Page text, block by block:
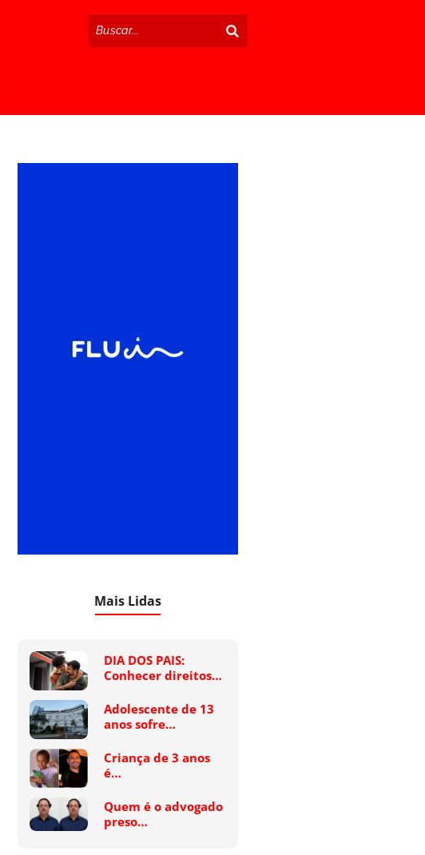
Mais Lidas
DIA DOS PAIS:
Conhecer direitos…
Adolescente de 13
anos sofre…
Criança de 3 anos
é…
Quem é o advogado
preso…